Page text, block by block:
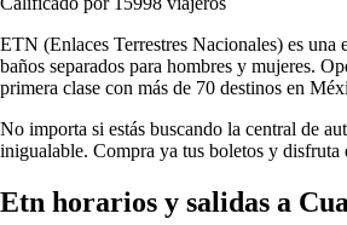
ETN (Enlaces Terrestres Nacionales) es
baños separados para hombres y mujeres.
primera clase con más de 70 destinos en
No importa si estás buscando la central de
inigualable. Compra ya tus boletos y
Etn horarios y salidas a